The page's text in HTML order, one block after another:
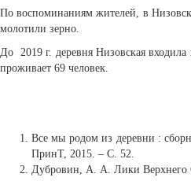
По воспоминаниям жителей, в
молотили зерно.
До 2019 г. деревня Низовская входила
проживает 69 человек.
Все мы родом из деревни :
ПринТ, 2015. – С. 52.
Дубровин, А. А. Лики Верхнего